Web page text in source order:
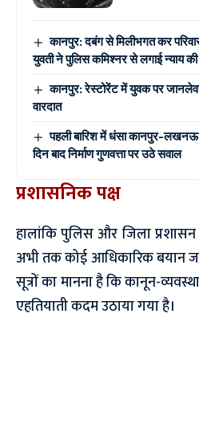
कानपुर: दबंग से मिलीभगत कर
युवती ने पुलिस कमिश्नर से लगाई न्याय की
कानपुर: रेस्टोरेंट में युवक पर
वारदात
पहली बारिश में धंसा कानपुर-
दिन बाद निर्माण गुणवत्ता पर उठे सवाल
प्रशासनिक पक्ष
​हालांकि पुलिस और जिला
अभी तक कोई आधिकारिक बयान
सूत्रों का मानना है कि कानून-
एहतियाती कदम उठाया गया है।